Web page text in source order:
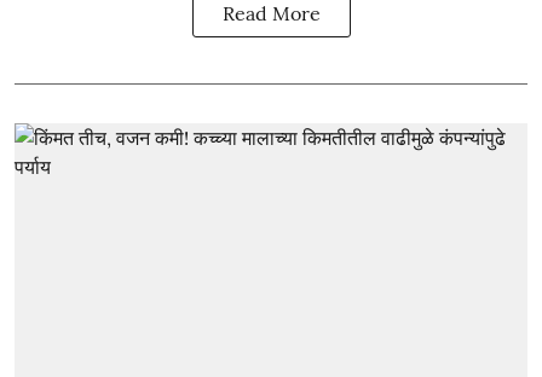
Read More